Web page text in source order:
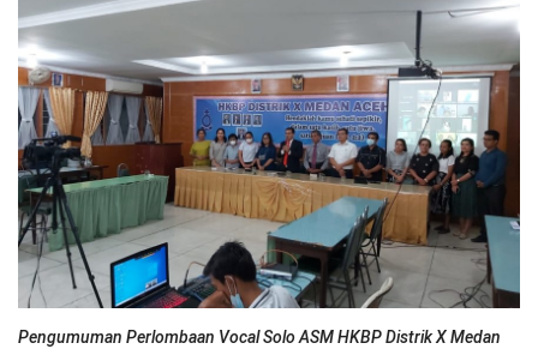
Pengumuman Perlombaan Vocal Solo ASM HKBP Distrik X Medan